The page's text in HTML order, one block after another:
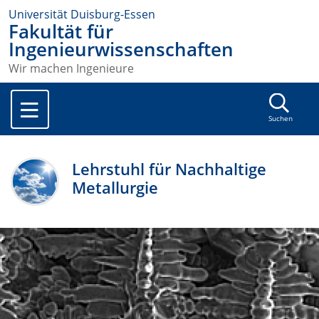
Universität Duisburg-Essen
Fakultät für
Ingenieurwissenschaften
Wir machen Ingenieure
Suchen
Lehrstuhl für Nachhaltige
Metallurgie